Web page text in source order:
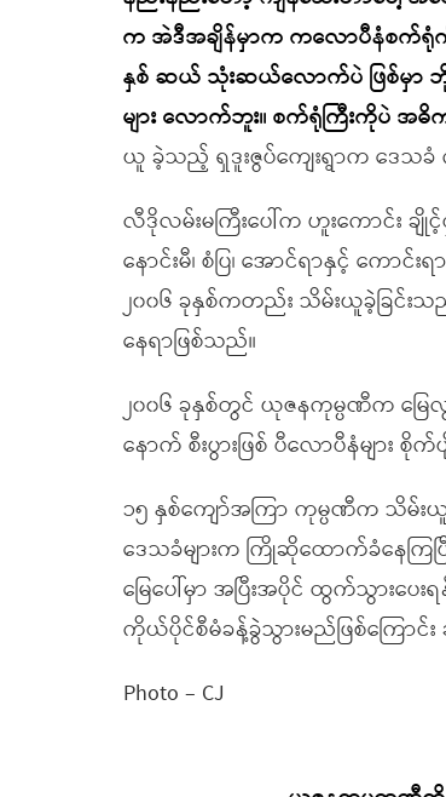
က အဲဒီအချိန်မှာက ကလောပီနံစက်ရုံ
နှစ် ဆယ် သုံးဆယ်လောက်ပဲ ဖြစ်မှာ
များ လောက်ဘူး။ စက်ရုံကြီးကိုပဲ အ
ယူ ခဲ့သည့် ရှဒူးဇွပ်ကျေးရွာက ဒေသခံ
လီဒိုလမ်းမကြီးပေါ်က ဟူးကောင်း ချိုင့်
နောင်းမီ၊ စံပြ၊ အောင်ရာနှင့် ကော
၂၀၀၆ ခုနှစ်ကတည်း သိမ်းယူခဲ့ခြင်းသ
နေရာဖြစ်သည်။
၂၀၀၆ ခုနှစ်တွင် ယုဇနကုမ္ပဏီက မြေ
နောက် စီးပွားဖြစ် ပီလောပီနံများ
၁၅ နှစ်ကျော်အကြာ ကုမ္ပဏီက သိမ်း
ဒေသခံများက ကြိုဆိုထောက်ခံနေကြ
မြေပေါ်မှာ အပြီးအပိုင် ထွက်သွားပေ
ကိုယ်ပိုင်စီမံခန့်ခွဲသွားမည်ဖြစ်ကြောင်
Photo – CJ